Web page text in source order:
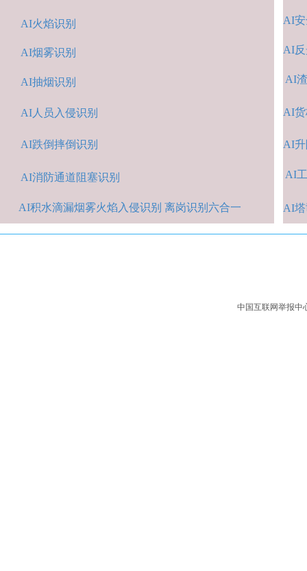
AI人 员入侵识别
AI消防通道阻塞识别
AI火焰识别
AI抽烟识别
AI跌倒摔倒识别
AI积水滴漏烟雾火焰入侵识别 离岗识别六合一
AI烟雾识别
AI
AI
AI
AI货
AI反
AI
AI
中国互联网举报中